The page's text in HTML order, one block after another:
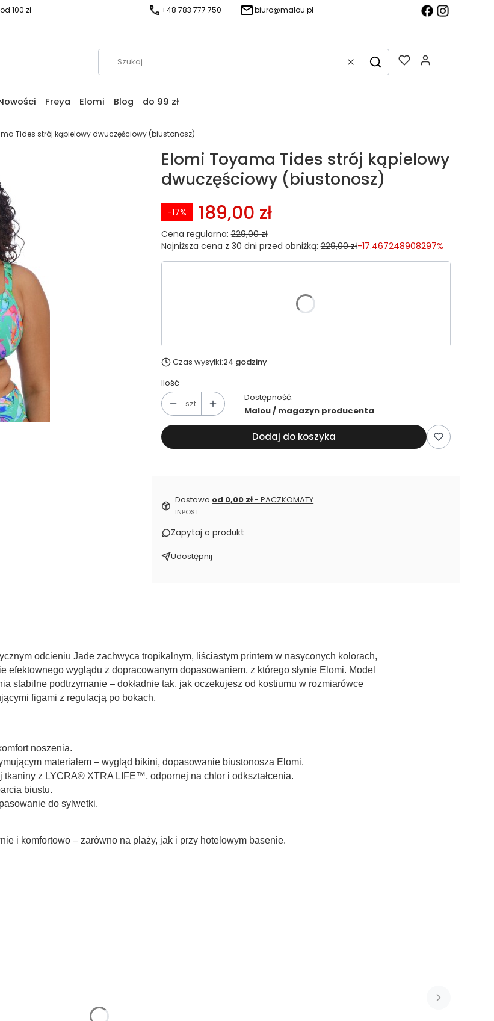
100 zł +48 783 777 750 biuro@malou.pl
WyczyśćSzukaj
Freya Elomi Blog do 99 zł
Tides strój kąpielowy dwuczęściowy (biustonosz)
Elomi Toyama Tides strój kąpielowy
dwuczęściowy (biustonosz)
189,00 zł
Cena regularna: 229,00 zł
-17%
Najniższa cena z 30 dni przed obniżką: 229,00 zł-17.467248908297%
Czas wysyłki:24 godziny
Ilość
szt.
Dostępność:
Malou / magazyn producenta
Dodaj do koszyka
Dostawa od 0,00 zł- PACZKOMATY
INPOST
Zapytaj o produkt
Udostępnij
odcieniu Jade zachwyca tropikalnym, liściastym printem w nasyconych kolorach,
efektownego wyglądu z dopracowanym dopasowaniem, z którego słynie Elomi. Model
stabilne podtrzymanie – dokładnie tak, jak oczekujesz od kostiumu w rozmiarówce
figami z regulacją po bokach.
noszenia.
materiałem – wygląd bikini, dopasowanie biustonosza Elomi.
z LYCRA® XTRA LIFE™, odpornej na chlor i odkształcenia.
biustu.
do sylwetki.
i komfortowo – zarówno na plaży, jak i przy hotelowym basenie.